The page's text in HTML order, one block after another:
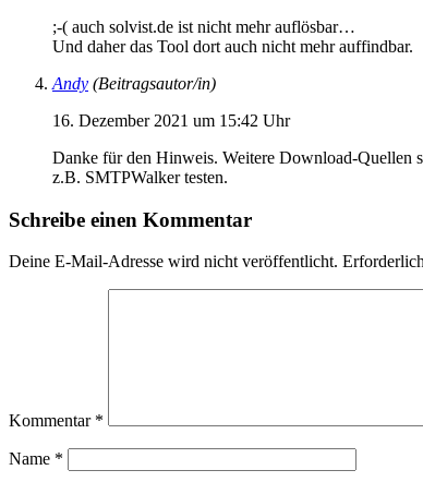
;-( auch solvist.de ist nicht mehr auflösbar…
Und daher das Tool dort auch nicht mehr auffindbar.
Andy (Beitragsautor/in)
16. Dezember 2021 um 15:42 Uhr
Danke für den Hinweis. Weitere Download-Quellen
z.B. SMTPWalker testen.
Schreibe einen Kommentar
Deine E-Mail-Adresse wird nicht veröffentlicht.
Kommentar *
Name *